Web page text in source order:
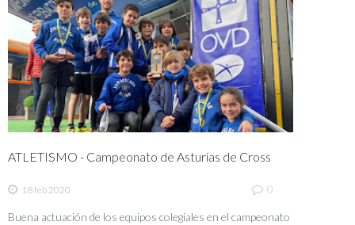
ATLETISMO - Campeonato de Asturias de Cross
18 feb 2020 0
Buena actuación de los equipos colegiales en el campeonato